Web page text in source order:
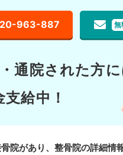
963-887 無
通院された方
給中！
院があり、整骨院の詳細情